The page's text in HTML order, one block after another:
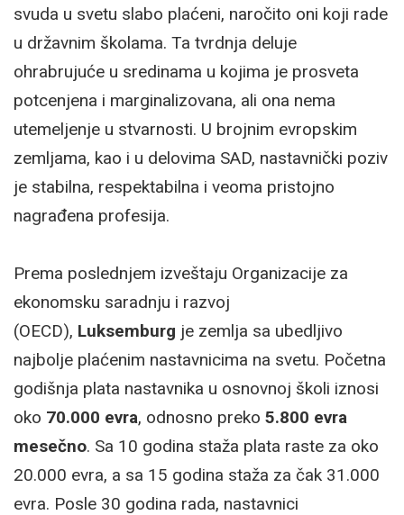
svuda u svetu slabo plaćeni, naročito oni koji rade
u državnim školama. Ta tvrdnja deluje
ohrabrujuće u sredinama u kojima je prosveta
potcenjena i marginalizovana, ali ona nema
utemeljenje u stvarnosti. U brojnim evropskim
zemljama, kao i u delovima SAD, nastavnički poziv
je stabilna, respektabilna i veoma pristojno
nagrađena profesija.
Prema poslednjem izveštaju Organizacije za
ekonomsku saradnju i razvoj
(OECD), Luksemburg je zemlja sa ubedljivo
najbolje plaćenim nastavnicima na svetu. Početna
godišnja plata nastavnika u osnovnoj školi iznosi
oko 70.000 evra, odnosno preko 5.800 evra
mesečno. Sa 10 godina staža plata raste za oko
20.000 evra, a sa 15 godina staža za čak 31.000
evra. Posle 30 godina rada, nastavnici